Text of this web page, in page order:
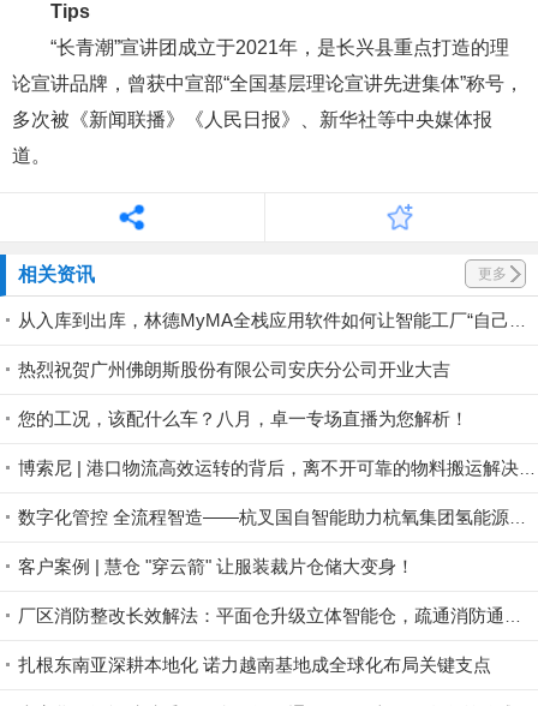
Tips
“长青潮”宣讲团成立于2021年，是长兴县重点打造的理
论宣讲品牌，曾获中宣部“全国基层理论宣讲先进集体”称号，
多次被《新闻联播》《人民日报》、新华社等中央媒体报
道。
相关资讯 更多
从入库到出库，林德MyMA全栈应用软件如何让智能工厂“自己运转起来”
热烈祝贺广州佛朗斯股份有限公司安庆分公司开业大吉
您的工况，该配什么车？八月，卓一专场直播为您解析！
博索尼 | 港口物流高效运转的背后，离不开可靠的物料搬运解决方案
数字化管控 全流程智造——杭叉国自智能助力杭氧集团氢能源装备产业基地投运
客户案例 | 慧仓 "穿云箭" 让服装裁片仓储大变身！
厂区消防整改长效解法：平面仓升级立体智能仓，疏通消防通道，一步完成厂区整改。
扎根东南亚深耕本地化 诺力越南基地成全球化布局关键支点